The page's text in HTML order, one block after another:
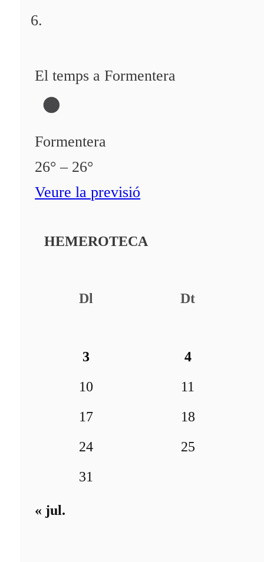
El temps a Formentera
Formentera
26° – 26°
Veure la previsió
HEMEROTECA
Dl Dt
3
4
10
11
17
18
24
25
31
« jul.